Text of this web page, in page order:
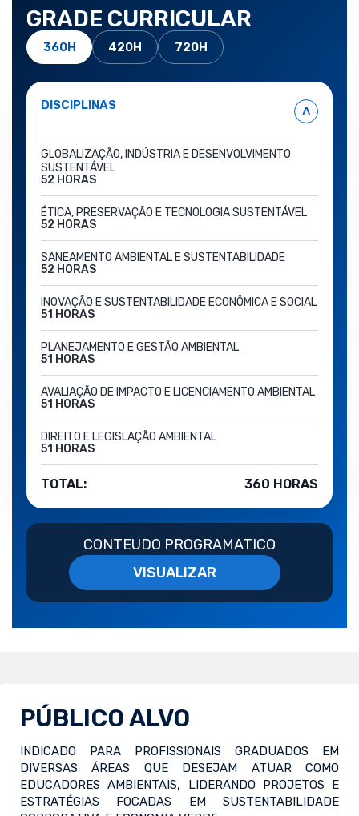
GRADE CURRICULAR
360H 420H 720H
DISCIPLINAS ˄
GLOBALIZAÇÃO, INDÚSTRIA E DESENVOLVIMENTO
SUSTENTÁVEL
52 HORAS
ÉTICA, PRESERVAÇÃO E TECNOLOGIA SUSTENTÁVEL
52 HORAS
SANEAMENTO AMBIENTAL E SUSTENTABILIDADE
52 HORAS
INOVAÇÃO E SUSTENTABILIDADE ECONÔMICA E SOCIAL
51 HORAS
PLANEJAMENTO E GESTÃO AMBIENTAL
51 HORAS
AVALIAÇÃO DE IMPACTO E LICENCIAMENTO AMBIENTAL
51 HORAS
DIREITO E LEGISLAÇÃO AMBIENTAL
51 HORAS
TOTAL: 360 HORAS
CONTEUDO PROGRAMATICO
VISUALIZAR
PÚBLICO ALVO
INDICADO PARA PROFISSIONAIS GRADUADOS EM
DIVERSAS ÁREAS QUE DESEJAM ATUAR COMO
EDUCADORES AMBIENTAIS, LIDERANDO PROJETOS E
ESTRATÉGIAS FOCADAS EM SUSTENTABILIDADE